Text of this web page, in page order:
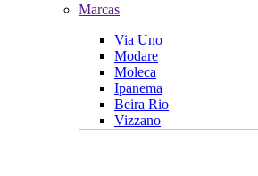
Marcas
Via Uno
Modare
Moleca
Ipanema
Beira Rio
Vizzano